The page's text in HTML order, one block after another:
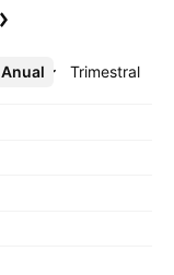
Anual Trimestral
Más